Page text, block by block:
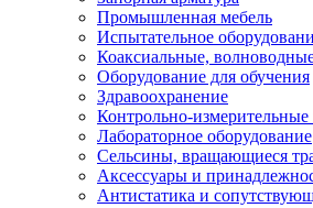
Промышленная мебель
Испытательное
Коаксиальные,
Оборудование для обучения
Здравоохранение
Контрольно-
Лабораторное оборудование
Сельсины, вращающиеся
Аксессуары и
Антистатика и